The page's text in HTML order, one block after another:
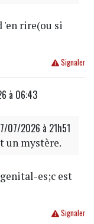
'en rire(ou si
Signaler
à 06:43
07/2026 à 21h51
un mystère.
es;c est
Signaler